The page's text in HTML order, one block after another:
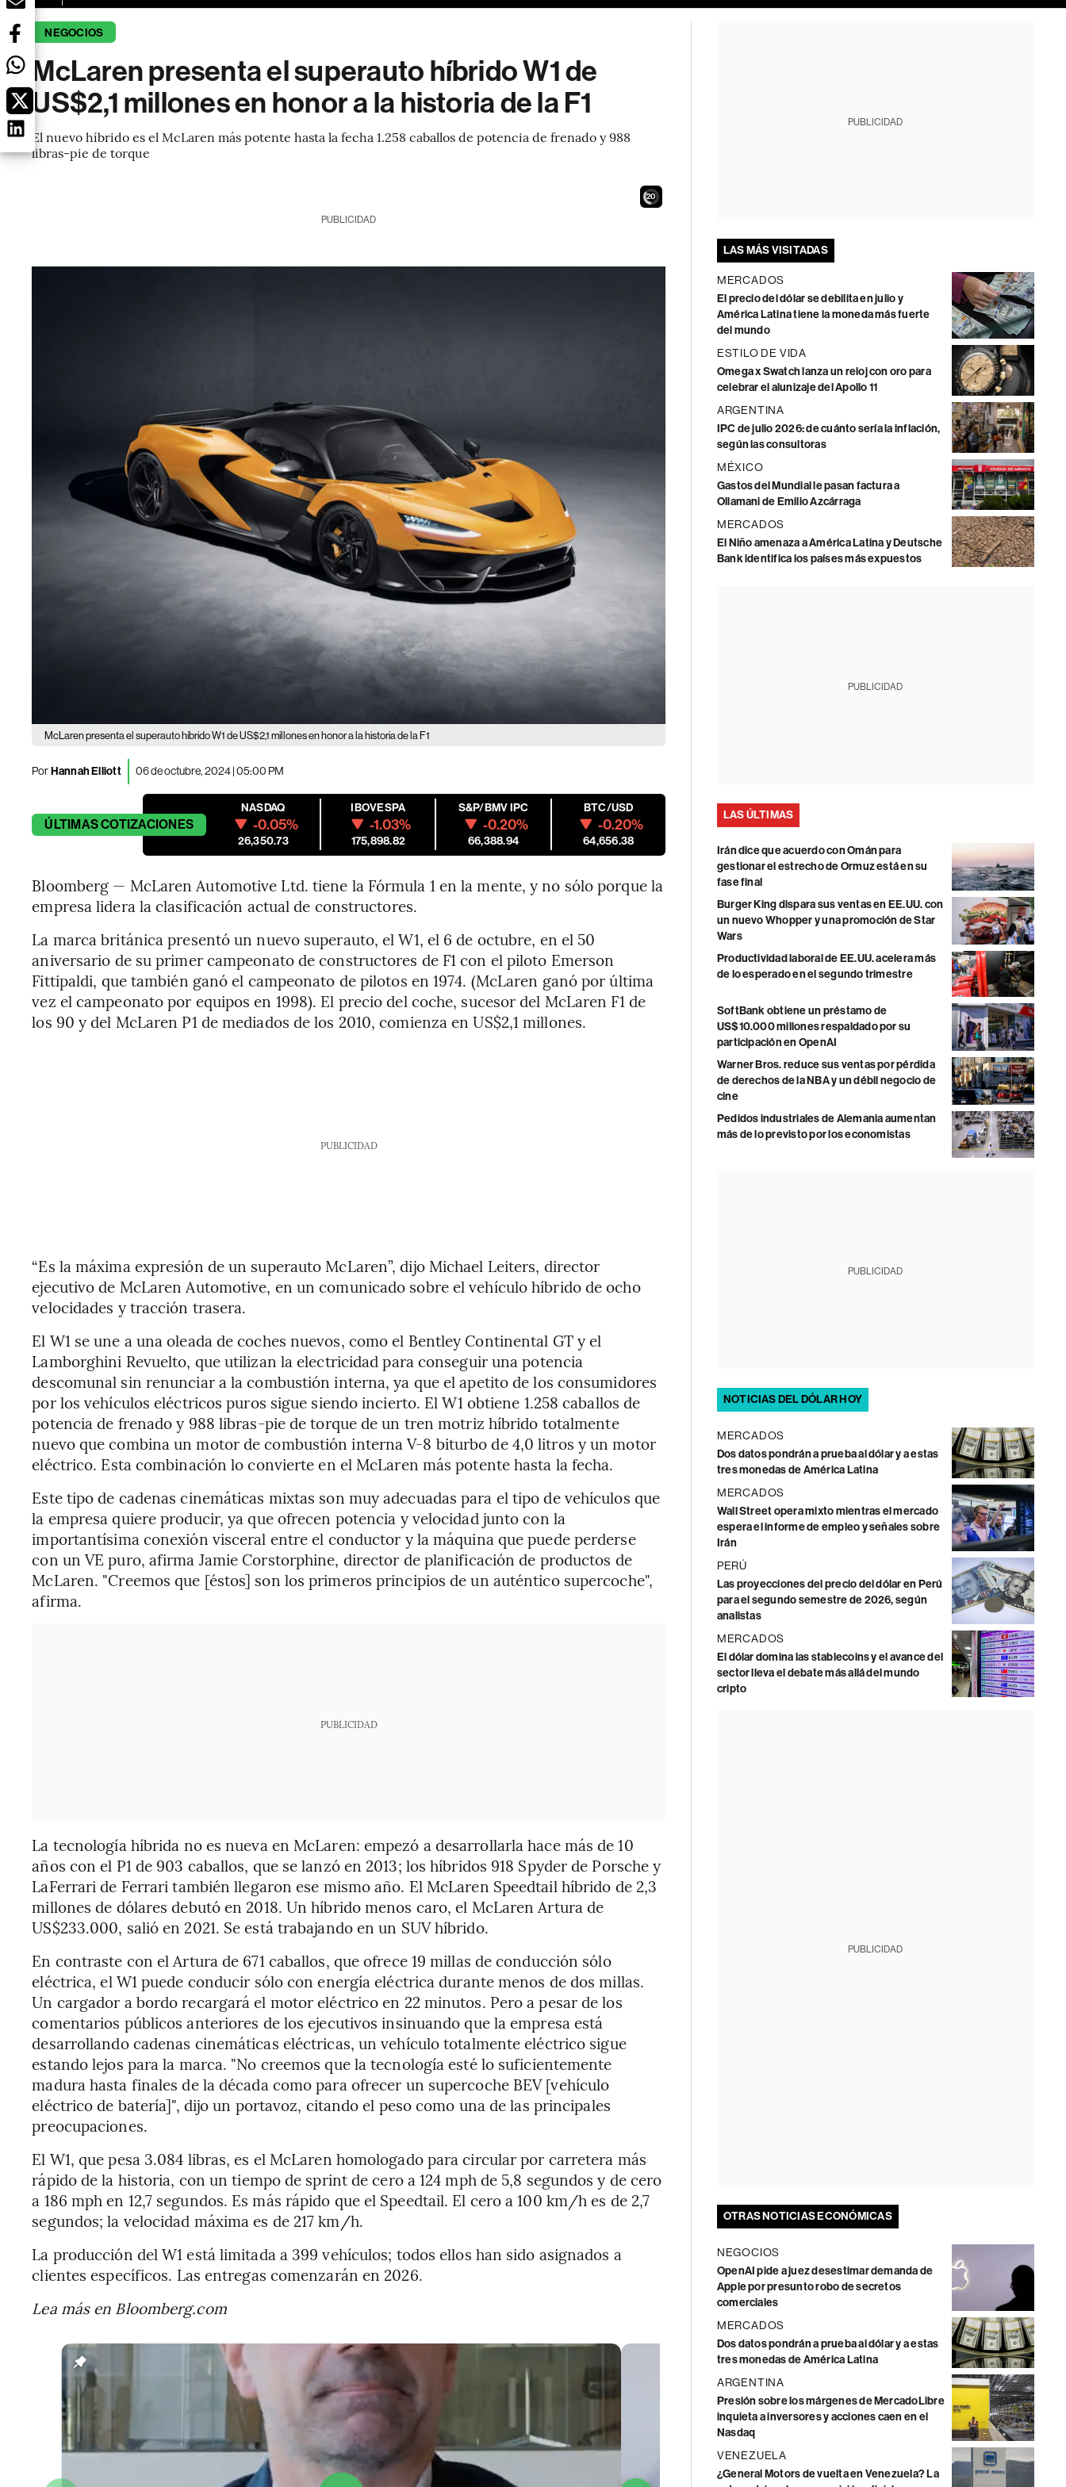
NEGOCIOS
McLaren presenta el superauto híbrido W1 de
US$2,1 millones en honor a la historia de la F1
El nuevo híbrido es el McLaren más potente hasta la fecha 1.258 caballos de potencia de frenado y 988
libras-pie de torque
19
PUBLICIDAD
McLaren presenta el superauto híbrido W1 de US$2,1 millones en honor a la historia de la F1
PorHannah Elliott 06 de octubre, 2024 | 05:00 PM
ÚLTIMASCOTIZACIONES
NASDAQ
-0.05%
26,350.73
IBOVESPA
-1.03%
175,898.82
S&P/BMV IPC
-0.20%
66,388.94
BTC/USD
-0.20%
64,656.38
Bloomberg — McLaren Automotive Ltd. tiene la Fórmula 1 en la mente, y no sólo porque la
empresa lidera la clasificación actual de constructores.
La marca británica presentó un nuevo superauto, el W1, el 6 de octubre, en el 50
aniversario de su primer campeonato de constructores de F1 con el piloto Emerson
Fittipaldi, que también ganó el campeonato de pilotos en 1974. (McLaren ganó por última
vez el campeonato por equipos en 1998). El precio del coche, sucesor del McLaren F1 de
los 90 y del McLaren P1 de mediados de los 2010, comienza en US$2,1 millones.
PUBLICIDAD
“Es la máxima expresión de un superauto McLaren”, dijo Michael Leiters, director
ejecutivo de McLaren Automotive, en un comunicado sobre el vehículo híbrido de ocho
velocidades y tracción trasera.
El W1 se une a una oleada de coches nuevos, como el Bentley Continental GT y el
Lamborghini Revuelto, que utilizan la electricidad para conseguir una potencia
descomunal sin renunciar a la combustión interna, ya que el apetito de los consumidores
por los vehículos eléctricos puros sigue siendo incierto. El W1 obtiene 1.258 caballos de
potencia de frenado y 988 libras-pie de torque de un tren motriz híbrido totalmente
nuevo que combina un motor de combustión interna V-8 biturbo de 4,0 litros y un motor
eléctrico. Esta combinación lo convierte en el McLaren más potente hasta la fecha.
Este tipo de cadenas cinemáticas mixtas son muy adecuadas para el tipo de vehículos que
la empresa quiere producir, ya que ofrecen potencia y velocidad junto con la
importantísima conexión visceral entre el conductor y la máquina que puede perderse
con un VE puro, afirma Jamie Corstorphine, director de planificación de productos de
McLaren. "Creemos que [éstos] son los primeros principios de un auténtico supercoche",
afirma.
PUBLICIDAD
La tecnología híbrida no es nueva en McLaren: empezó a desarrollarla hace más de 10
años con el P1 de 903 caballos, que se lanzó en 2013; los híbridos 918 Spyder de Porsche y
LaFerrari de Ferrari también llegaron ese mismo año. El McLaren Speedtail híbrido de 2,3
millones de dólares debutó en 2018. Un híbrido menos caro, el McLaren Artura de
US$233.000, salió en 2021. Se está trabajando en un SUV híbrido.
En contraste con el Artura de 671 caballos, que ofrece 19 millas de conducción sólo
eléctrica, el W1 puede conducir sólo con energía eléctrica durante menos de dos millas.
Un cargador a bordo recargará el motor eléctrico en 22 minutos. Pero a pesar de los
comentarios públicos anteriores de los ejecutivos insinuando que la empresa está
desarrollando cadenas cinemáticas eléctricas, un vehículo totalmente eléctrico sigue
estando lejos para la marca. "No creemos que la tecnología esté lo suficientemente
madura hasta finales de la década como para ofrecer un supercoche BEV [vehículo
eléctrico de batería]", dijo un portavoz, citando el peso como una de las principales
preocupaciones.
El W1, que pesa 3.084 libras, es el McLaren homologado para circular por carretera más
rápido de la historia, con un tiempo de sprint de cero a 124 mph de 5,8 segundos y de cero
a 186 mph en 12,7 segundos. Es más rápido que el Speedtail. El cero a 100 km/h es de 2,7
segundos; la velocidad máxima es de 217 km/h.
La producción del W1 está limitada a 399 vehículos; todos ellos han sido asignados a
clientes específicos. Las entregas comenzarán en 2026.
Lea más en Bloomberg.com
PUBLICIDAD
LAS MÁS VISITADAS
MERCADOS
El precio del dólar se debilita en julio y
América Latina tiene la moneda más fuerte
del mundo
ESTILO DE VIDA
Omega x Swatch lanza un reloj con oro para
celebrar el alunizaje del Apollo 11
ARGENTINA
IPC de julio 2026: de cuánto sería la inflación,
según las consultoras
MÉXICO
Gastos del Mundial le pasan factura a
Ollamani de Emilio Azcárraga
MERCADOS
El Niño amenaza a América Latina y Deutsche
Bank identifica los países más expuestos
PUBLICIDAD
LAS ÚLTIMAS
Irán dice que acuerdo con Omán para
gestionar el estrecho de Ormuz está en su
fase final
Burger King dispara sus ventas en EE.UU. con
un nuevo Whopper y una promoción de Star
Wars
Productividad laboral de EE.UU. acelera más
de lo esperado en el segundo trimestre
SoftBank obtiene un préstamo de
US$10.000 millones respaldado por su
participación en OpenAI
Warner Bros. reduce sus ventas por pérdida
de derechos de la NBA y un débil negocio de
cine
Pedidos industriales de Alemania aumentan
más de lo previsto por los economistas
PUBLICIDAD
NOTICIAS DEL DÓLAR HOY
MERCADOS
Dos datos pondrán a prueba al dólar y a estas
tres monedas de América Latina
MERCADOS
Wall Street opera mixto mientras el mercado
espera el informe de empleo y señales sobre
Irán
PERÚ
Las proyecciones del precio del dólar en Perú
para el segundo semestre de 2026, según
analistas
MERCADOS
El dólar domina las stablecoins y el avance del
sector lleva el debate más allá del mundo
cripto
PUBLICIDAD
OTRAS NOTICIAS ECONÓMICAS
NEGOCIOS
OpenAI pide a juez desestimar demanda de
Apple por presunto robo de secretos
comerciales
MERCADOS
Dos datos pondrán a prueba al dólar y a estas
tres monedas de América Latina
ARGENTINA
Presión sobre los márgenes de MercadoLibre
inquieta a inversores y acciones caen en el
Nasdaq
VENEZUELA
¿General Motors de vuelta en Venezuela? La